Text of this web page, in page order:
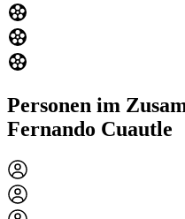
Personen im
Fernando Cuautle